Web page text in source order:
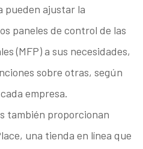
pueden ajustar la
paneles de control de las
(MFP) a sus necesidades,
sobre otras, según
empresa.
también proporcionan
una tienda en línea que